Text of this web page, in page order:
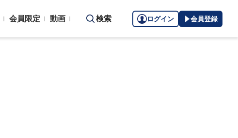
会員限定 動画 検索 ログイン 会員登録